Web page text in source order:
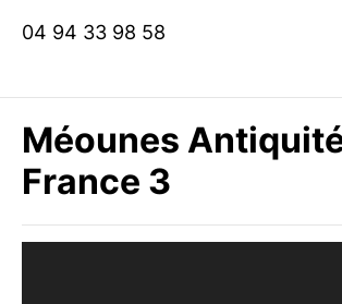
04 94 33 98 58
Méounes
France 3